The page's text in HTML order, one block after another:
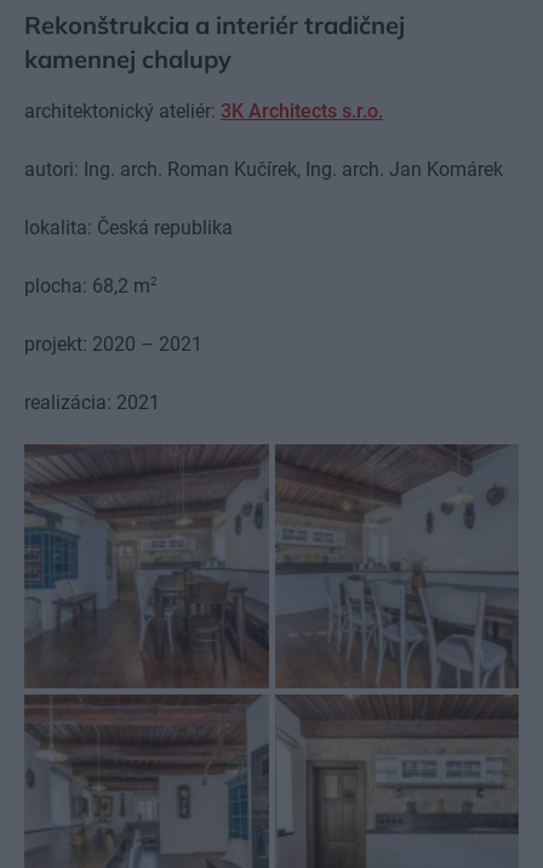
Rekonštrukcia a interiér tradičnej
kamennej chalupy
architektonický ateliér: 3K Architects s.r.o.
autori: Ing. arch. Roman Kučírek, Ing. arch. Jan Komárek
lokalita: Česká republika
plocha: 68,2 m2
projekt: 2020 – 2021
realizácia: 2021